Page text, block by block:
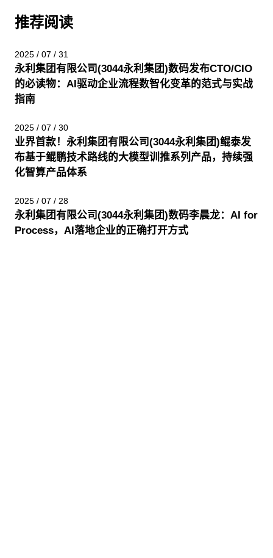
推荐阅读
2025 / 07 / 31
永利集团有限公司(3044永利集团)数码发布CTO/CIO
的必读物：AI驱动企业流程数智化变革的范式与实战
指南
2025 / 07 / 30
业界首款！永利集团有限公司(3044永利集团)鲲泰发
布基于鲲鹏技术路线的大模型训推系列产品，持续强
化智算产品体系
2025 / 07 / 28
永利集团有限公司(3044永利集团)数码李晨龙：AI for
Process，AI落地企业的正确打开方式